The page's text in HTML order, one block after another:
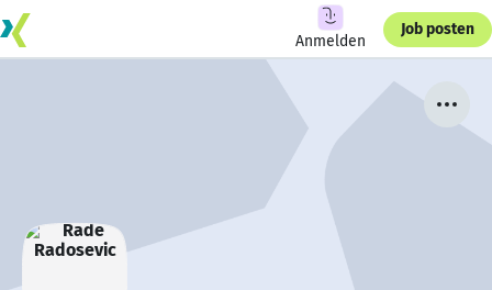
Anmelden
Job posten